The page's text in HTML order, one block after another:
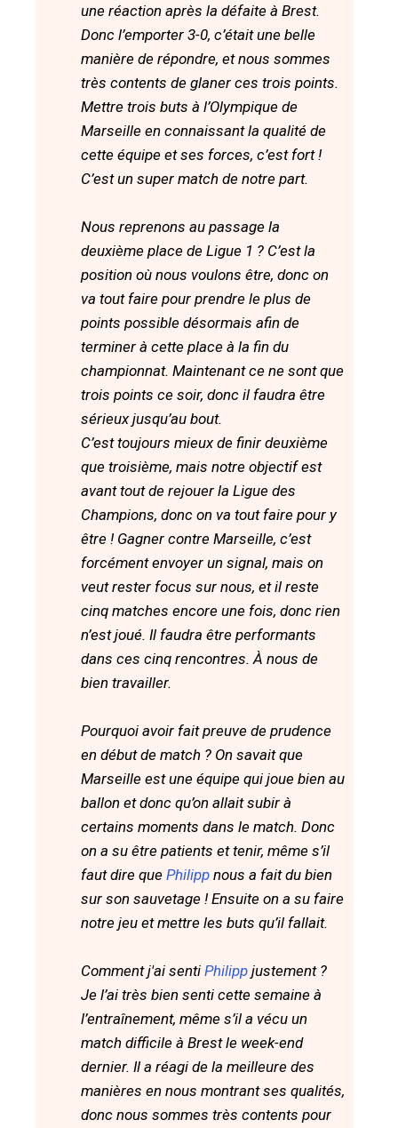
une réaction après la défaite à Brest.
Donc l’emporter 3-0, c’était une belle
manière de répondre, et nous sommes
très contents de glaner ces trois points.
Mettre trois buts à l’Olympique de
Marseille en connaissant la qualité de
cette équipe et ses forces, c’est fort !
C’est un super match de notre part.
Nous reprenons au passage la
deuxième place de Ligue 1 ? C’est la
position où nous voulons être, donc on
va tout faire pour prendre le plus de
points possible désormais afin de
terminer à cette place à la fin du
championnat. Maintenant ce ne sont que
trois points ce soir, donc il faudra être
sérieux jusqu’au bout.
C’est toujours mieux de finir deuxième
que troisième, mais notre objectif est
avant tout de rejouer la Ligue des
Champions, donc on va tout faire pour y
être ! Gagner contre Marseille, c’est
forcément envoyer un signal, mais on
veut rester focus sur nous, et il reste
cinq matches encore une fois, donc rien
n’est joué. Il faudra être performants
dans ces cinq rencontres. À nous de
bien travailler.
Pourquoi avoir fait preuve de prudence
en début de match ? On savait que
Marseille est une équipe qui joue bien au
ballon et donc qu’on allait subir à
certains moments dans le match. Donc
on a su être patients et tenir, même s’il
faut dire que Philipp nous a fait du bien
sur son sauvetage ! Ensuite on a su faire
notre jeu et mettre les buts qu’il fallait.
Comment j'ai senti Philipp justement ?
Je l’ai très bien senti cette semaine à
l’entraînement, même s’il a vécu un
match difficile à Brest le week-end
dernier. Il a réagi de la meilleure des
manières en nous montrant ses qualités,
donc nous sommes très contents pour